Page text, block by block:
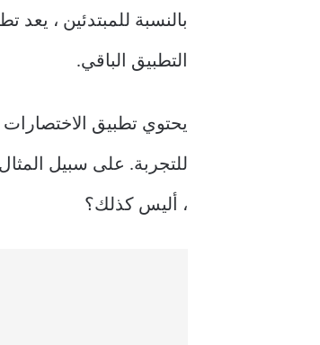
بالنسبة للمبتدئين ،
التطبيق الباقي.
يحتوي تطبيق
للتجربة. على سبيل المثال
، أليس كذلك؟